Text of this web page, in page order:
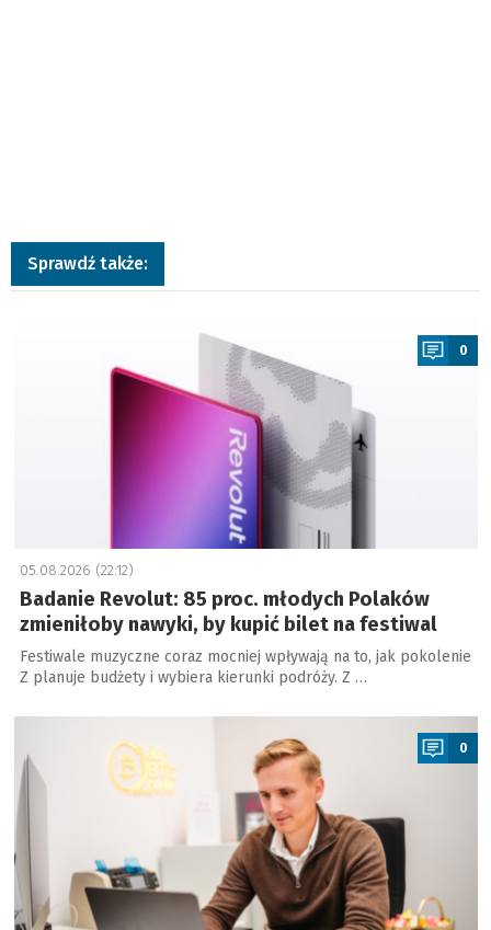
Sprawdź także:
0
05.08.2026 (22:12)
Badanie Revolut: 85 proc. młodych Polaków
zmieniłoby nawyki, by kupić bilet na festiwal
Festiwale muzyczne coraz mocniej wpływają na to, jak pokolenie
Z planuje budżety i wybiera kierunki podróży. Z …
a
0